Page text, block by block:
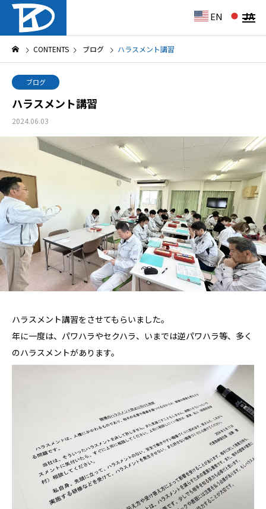
CONTENTS ブログ ハラスメント講習
ブログ
ハラスメント講習
2024.06.03
ハラスメント講習をさせてもらいました。
年に一度は、パワハラやセクハラ、いまでは逆パワハラ等、多く
のハラスメントがあります。
EN JA